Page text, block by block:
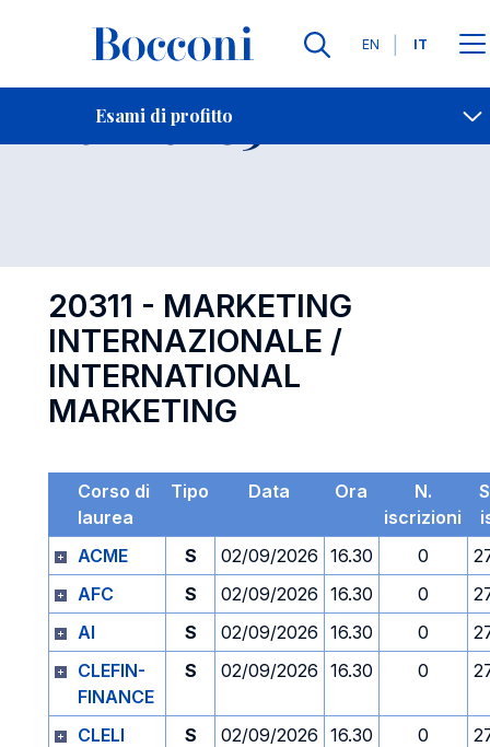
Lingue
EN IT
Esami di profitto
Contatti
Esame 20311 Open
20311 - MARKETING
INTERNAZIONALE /
INTERNATIONAL
MARKETING
Corso di
laurea
Tipo Data Ora
N.
iscrizioni
ACME
S 02/09/2026 16.30 0
AFC
S 02/09/2026 16.30 0
AI
S 02/09/2026 16.30 0
CLEFIN-
FINANCE
S 02/09/2026 16.30 0
CLELI S 02/09/2026 16.30 0